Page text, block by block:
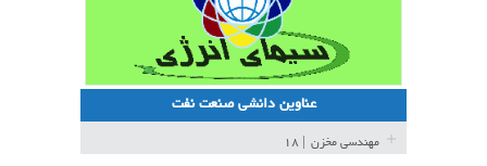
عناوین دانشی صنعت نفت
مهندسی مخزن